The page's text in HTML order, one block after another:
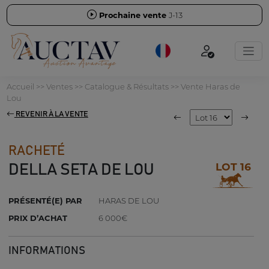
Prochaine vente J-13
Accueil >> Ventes>> Catalogue & Résultats>> Vente Haras de
Lou
REVENIR À LA VENTE
RACHETÉ
DELLA SETA DE LOU LOT 16
PRÉSENTÉ(E) PAR
HARAS DE LOU
PRIX D’ACHAT
6 000€
INFORMATIONS